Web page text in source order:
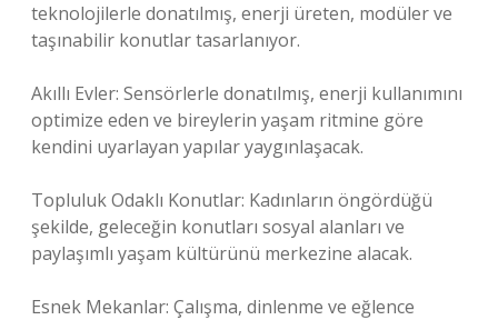
teknolojilerle donatılmış, enerji üreten, modüler ve
taşınabilir konutlar tasarlanıyor.
Akıllı Evler: Sensörlerle donatılmış, enerji kullanımını
optimize eden ve bireylerin yaşam ritmine göre
kendini uyarlayan yapılar yaygınlaşacak.
Topluluk Odaklı Konutlar: Kadınların öngördüğü
şekilde, geleceğin konutları sosyal alanları ve
paylaşımlı yaşam kültürünü merkezine alacak.
Esnek Mekanlar: Çalışma, dinlenme ve eğlence